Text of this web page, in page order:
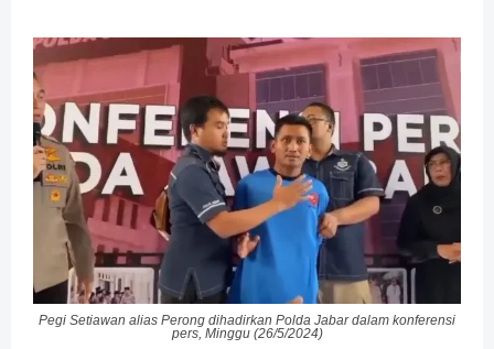
Pegi Setiawan alias Perong dihadirkan Polda Jabar dalam konferensi
pers, Minggu (26/5/2024)